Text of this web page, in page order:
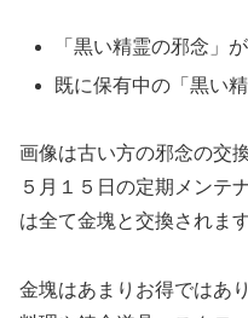
「黒い精霊の邪念」
既に保有中の「黒い
画像は古い方の邪念の交
５月１５日の定期メンテ
は全て金塊と交換されます
金塊はあまりお得ではあ